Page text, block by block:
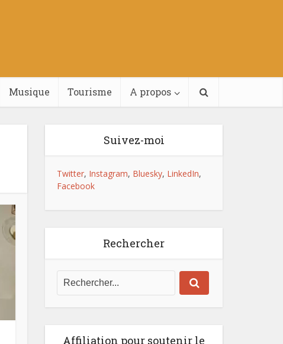
Musique Tourisme A propos
Suivez-moi
Twitter, Instagram, Bluesky, LinkedIn,
Facebook
Rechercher
Affiliation pour soutenir le